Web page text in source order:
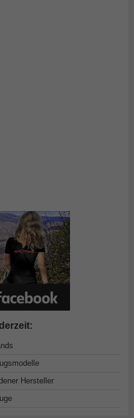
Hersteller